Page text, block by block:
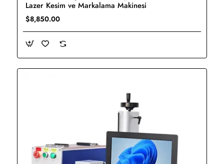
Lazer Kesim ve Markalama Makinesi
$8,850.00